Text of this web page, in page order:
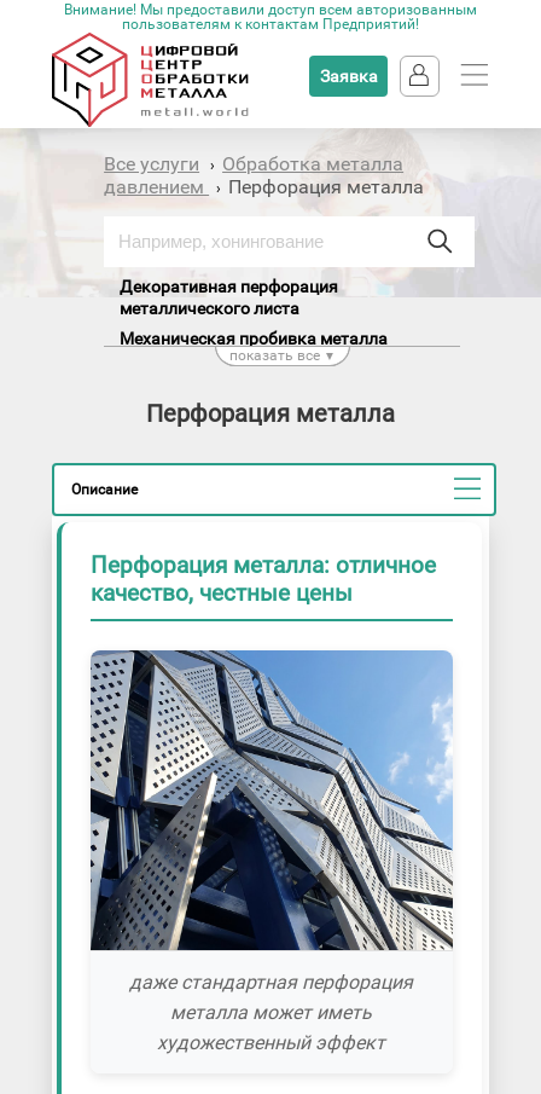
Внимание! Мы предоставили доступ всем авторизованным
пользователям к контактам Предприятий!
Заявка
Все услуги › Обработка металла
давлением
› Перфорация металла
Декоративная перфорация
металлического листа
Механическая пробивка металла
Перфорация алюминиевого листа
Перфорация металлического листа
Перфорация отверстий в металле
Перфорация труб
Пробивка металла
Пробивка отверстий
Пуклевка листового металла
Раскрой металла на координатно-
Ручная пробивка металла
Художественная перфорация
показать все ▼
Перфорация металла
Описание
Перфорация металла: отличное
качество, честные цены
даже стандартная перфорация
металла может иметь
художественный эффект